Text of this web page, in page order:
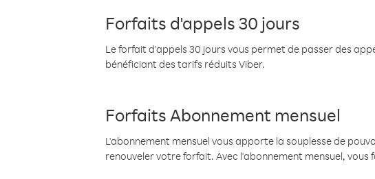
Forfaits d'appels 30 jours
Le forfait d'appels 30 jours vous permet de passer des
bénéficiant des tarifs réduits Viber.
Forfaits Abonnement mensuel
L'abonnement mensuel vous apporte la souplesse de
renouveler votre forfait. Avec l'abonnement mensuel, vous